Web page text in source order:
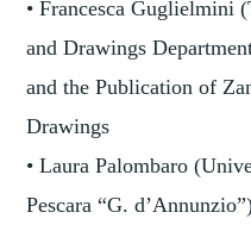
• Francesca Guglielmini
and Drawings
and the Publication of
Drawings
• Laura Palombaro
Pescara “G.